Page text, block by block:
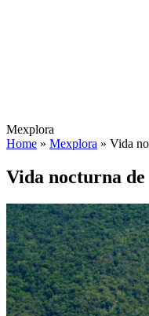
Mexplora
Home » Mexplora » Vida
Vida nocturna